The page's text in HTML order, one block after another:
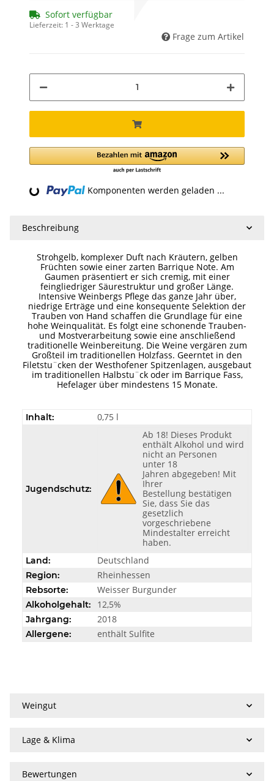
Sofort verfügbar
Lieferzeit: 1 - 3 Werktage
Frage zum Artikel
Loading... Komponenten werden geladen ...
Beschreibung
Strohgelb, komplexer Duft nach Kräutern, gelben
Früchten sowie einer zarten Barrique Note. Am
Gaumen präsentiert er sich cremig, mit einer
feingliedriger Säurestruktur und großer Länge.
Intensive Weinbergs Pflege das ganze Jahr über,
niedrige Erträge und eine konsequente Selektion der
Trauben von Hand schaffen die Grundlage für eine
hohe Weinqualität. Es folgt eine schonende Trauben-
und Mostverarbeitung sowie eine anschließend
traditionelle Weinbereitung. Die Weine vergären zum
Großteil im traditionellen Holzfass. Geerntet in den
Filetstu¨cken der Westhofener Spitzenlagen, ausgebaut
im traditionellen Halbstu¨ck oder im Barrique Fass,
Hefelager über mindestens 15 Monate.
Inhalt: 0,75 l
Jugendschutz:
Ab 18! Dieses Produkt
enthält Alkohol und wird
nicht an Personen
unter 18
Jahren abgegeben! Mit
Ihrer
Bestellung bestätigen
Sie, dass Sie das
gesetzlich
vorgeschriebene
Mindestalter erreicht
haben.
Land: Deutschland
Region: Rheinhessen
Rebsorte: Weisser Burgunder
Alkoholgehalt: 12,5%
Jahrgang: 2018
Allergene: enthält Sulfite
Weingut
Lage & Klima
Bewertungen